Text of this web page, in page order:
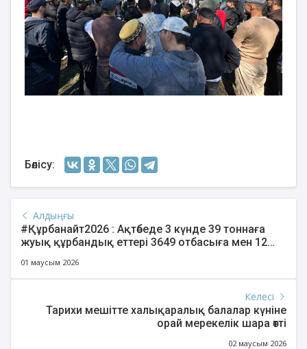
Бөлісу:
Алдыңғы
#Құрбанайт2026 : Ақтөбеде 3 күнде 39 тоннаға
жуық құрбандық еттері 3649 отбасыға мен 12
01 маусым 2026
Келесі
Тарихи мешітте халықаралық балалар күніне
орай мерекелік шара өтті
02 маусым 2026